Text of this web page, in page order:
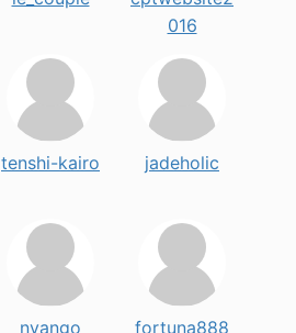
016
tenshi-kairo jadeholic
nyango fortuna888